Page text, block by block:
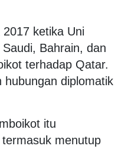
ketika Uni
Bahrain, dan
terhadap Qatar.
hubungan diplomatik
itu
menutup